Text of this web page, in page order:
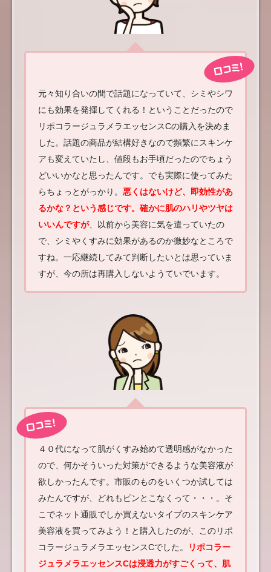
元々知り合いの間で話題になっていて、シミやシワ
にも効果を発揮してくれる！ということだったので
リポコラージュラメラエッセンスCの購入を決めま
した。話題の商品が結構好きなので頻繁にスキンケ
アも変えていたし、値段もお手頃だったのでちょう
どいいかなと思ったんです。でも実際に使ってみた
らちょっとがっかり。 悪くはないけど、即効性があ
るかな？という感じです。確かに肌のハリやツヤは
いいんですが、以前から美容に気を遣っていたの
で、シミやくすみに効果があるのか微妙なところで
すね。一応継続してみて判断したいとは思っていま
すが、今の所は再購入しないようていでいます。
４０代になって肌がくすみ始めて透明感がなかった
ので、何かそういった対策ができるような美容液が
欲しかったんです。市販のものをいくつか試しては
みたんですが、どれもピンとこなくって・・・。そ
こでネット通販でしか買えないタイプのスキンケア
美容液を買ってみよう！と購入したのが、このリポ
コラージュラメラエッセンスCでした。
リポコラー
ジュラメラエッセンスCは浸透力がすごくって、肌